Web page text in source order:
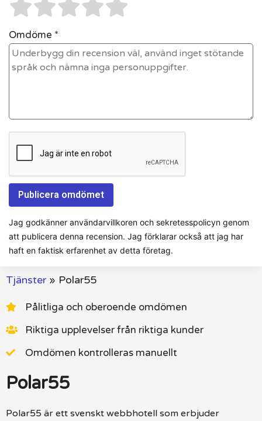
Omdöme *
Jag godkänner användarvillkoren och sekretesspolicyn genom
att publicera denna recension. Jag förklarar också att jag har
haft en faktisk erfarenhet av detta företag.
Tjänster» Polar55
Pålitliga och oberoende omdömen
Riktiga upplevelser från riktiga kunder
Omdömen kontrolleras manuellt
Polar55
Polar55 är ett svenskt webbhotell som erbjuder